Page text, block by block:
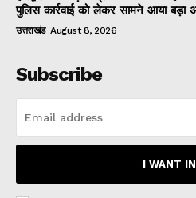
पुलिस कार्रवाई को लेकर सामने आया बड़ा
उत्तराखंड August 8, 2026
Subscribe
I WANT IN